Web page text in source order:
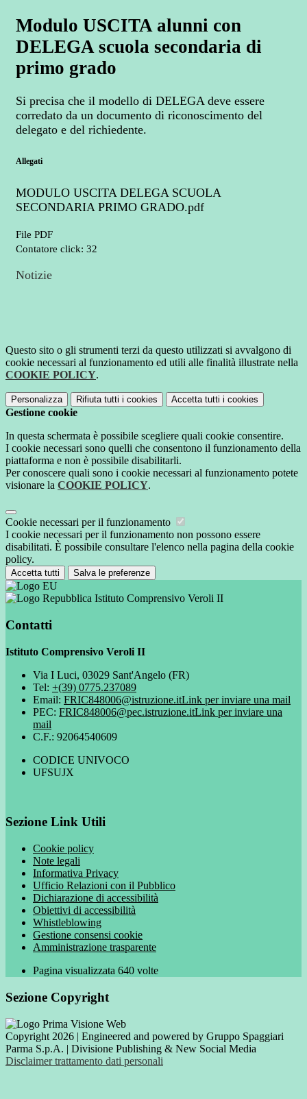
Modulo USCITA alunni con
DELEGA scuola secondaria di
primo grado
Si precisa che il modello di DELEGA deve essere
corredato da un documento di riconoscimento del
delegato e del richiedente.
Allegati
MODULO USCITA DELEGA SCUOLA
SECONDARIA PRIMO GRADO.pdf
File PDF
Contatore click: 32
Notizie
Questo sito o gli strumenti terzi da questo utilizzati si avvalgono di
cookie necessari al funzionamento ed utili alle finalità illustrate nella
COOKIE POLICY.
Personalizza Rifiuta tutti i cookies Accetta tutti i cookies
Gestione cookie
In questa schermata è possibile scegliere quali cookie consentire.
I cookie necessari sono quelli che consentono il funzionamento della
piattaforma e non è possibile disabilitarli.
Per conoscere quali sono i cookie necessari al funzionamento potete
visionare la COOKIE POLICY.
Cookie necessari per il funzionamento
I cookie necessari per il funzionamento non possono essere
disabilitati. È possibile consultare l'elenco nella pagina della cookie
policy.
Accetta tutti Salva le preferenze
Istituto Comprensivo Veroli II
Contatti
Istituto Comprensivo Veroli II
Via I Luci, 03029 Sant'Angelo (FR)
Tel: +(39) 0775.237089
Email: FRIC848006@istruzione.itLink per inviare una mail
PEC: FRIC848006@pec.istruzione.itLink per inviare una
mail
C.F.: 92064540609
CODICE UNIVOCO
UFSUJX
Sezione Link Utili
Cookie policy
Note legali
Informativa Privacy
Ufficio Relazioni con il Pubblico
Dichiarazione di accessibilità
Obiettivi di accessibilità
Whistleblowing
Gestione consensi cookie
Amministrazione trasparente
Pagina visualizzata 640 volte
Sezione Copyright
Copyright 2026 | Engineered and powered by Gruppo Spaggiari
Parma S.p.A. | Divisione Publishing & New Social Media
Disclaimer trattamento dati personali